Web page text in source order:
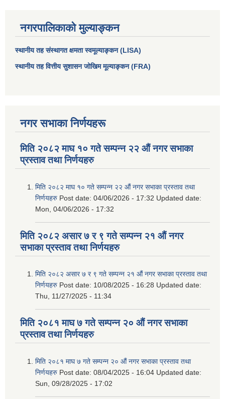
नगरपालिकाको मुल्याङ्कन
स्थानीय तह संस्थागत क्षमता स्वमूल्याङ्कन (LISA)
स्थानीय तह वित्तीय सुशासन जोखिम मूल्याङ्कन (FRA)
नगर सभाका निर्णयहरू
मिति २०८२ माघ १० गते सम्पन्न २२ औं नगर सभाका
प्रस्ताव तथा निर्णयहरु
मिति २०८२ माघ १० गते सम्पन्न २२ औं नगर सभाका प्रस्ताव तथा
निर्णयहरु Post date: 04/06/2026 - 17:32 Updated date:
Mon, 04/06/2026 - 17:32
मिति २०८२ असार ७ र ९ गते सम्पन्न २१ औं नगर
सभाका प्रस्ताव तथा निर्णयहरु
मिति २०८२ असार ७ र ९ गते सम्पन्न २१ औं नगर सभाका प्रस्ताव तथा
निर्णयहरु Post date: 10/08/2025 - 16:28 Updated date:
Thu, 11/27/2025 - 11:34
मिति २०८१ माघ ७ गते सम्पन्न २० औं नगर सभाका
प्रस्ताव तथा निर्णयहरु
मिति २०८१ माघ ७ गते सम्पन्न २० औं नगर सभाका प्रस्ताव तथा
निर्णयहरु Post date: 08/04/2025 - 16:04 Updated date:
Sun, 09/28/2025 - 17:02